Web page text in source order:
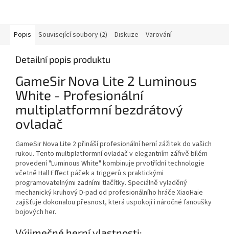
Popis Související soubory (2) Diskuze Varování
Detailní popis produktu
GameSir Nova Lite 2 Luminous
White - Profesionální
multiplatformní bezdrátový
ovladač
GameSir Nova Lite 2 přináší profesionální herní zážitek do vašich
rukou. Tento multiplatformní ovladač v elegantním zářivě bílém
provedení "Luminous White" kombinuje prvotřídní technologie
včetně Hall Effect páček a triggerů s praktickými
programovatelnými zadními tlačítky. Speciálně vyladěný
mechanický kruhový D-pad od profesionálního hráče XiaoHaie
zajišťuje dokonalou přesnost, která uspokojí i náročné fanoušky
bojových her.